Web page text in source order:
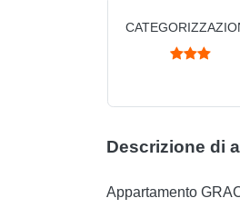
Descrizione di
Appartamento